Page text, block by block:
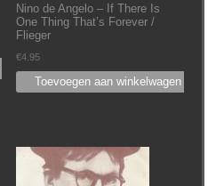
Nino de Angelo ‎– If There Is
One Thing That’s Forever /
Flieger
€4.95
Toevoegen aan winkelwagen